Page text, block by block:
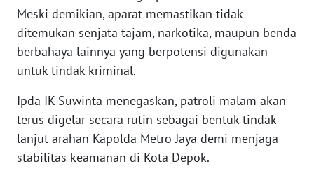
Meski demikian, aparat memastikan tidak
ditemukan senjata tajam, narkotika, maupun benda
berbahaya lainnya yang berpotensi digunakan
untuk tindak kriminal.
Ipda IK Suwinta menegaskan, patroli malam akan
terus digelar secara rutin sebagai bentuk tindak
lanjut arahan Kapolda Metro Jaya demi menjaga
stabilitas keamanan di Kota Depok.
NUSANTARA
WN
JOGJA
WN
JATIM
WN